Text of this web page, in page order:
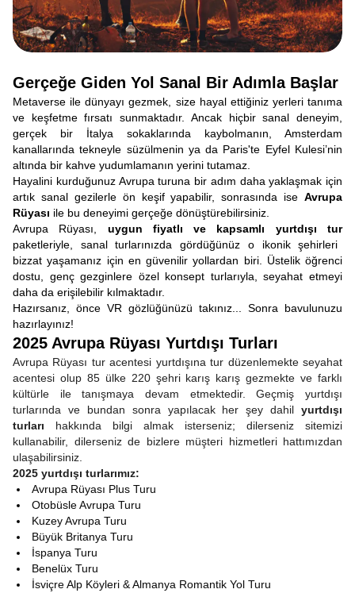
Gerçeğe Giden Yol Sanal Bir Adımla Başlar
Metaverse ile dünyayı gezmek, size hayal ettiğiniz yerleri tanıma
ve keşfetme fırsatı sunmaktadır. Ancak hiçbir sanal deneyim,
gerçek bir İtalya sokaklarında kaybolmanın, Amsterdam
kanallarında tekneyle süzülmenin ya da Paris'te Eyfel Kulesi’nin
altında bir kahve yudumlamanın yerini tutamaz.
Hayalini kurduğunuz Avrupa turuna bir adım daha yaklaşmak için
artık sanal gezilerle ön keşif yapabilir, sonrasında ise Avrupa
Rüyası ile bu deneyimi gerçeğe dönüştürebilirsiniz.
Avrupa Rüyası, uygun fiyatlı ve kapsamlı yurtdışı tur
paketleriyle, sanal turlarınızda gördüğünüz o ikonik şehirleri
bizzat yaşamanız için en güvenilir yollardan biri. Üstelik öğrenci
dostu, genç gezginlere özel konsept turlarıyla, seyahat etmeyi
daha da erişilebilir kılmaktadır.
Hazırsanız, önce VR gözlüğünüzü takınız... Sonra bavulunuzu
hazırlayınız!
2025 Avrupa Rüyası Yurtdışı Turları
Avrupa Rüyası tur acentesi yurtdışına tur düzenlemekte seyahat
acentesi olup 85 ülke 220 şehri karış karış gezmekte ve farklı
kültürle ile tanışmaya devam etmektedir. Geçmiş yurtdışı
turlarında ve bundan sonra yapılacak her şey dahil yurtdışı
turları hakkında bilgi almak isterseniz; dilerseniz sitemizi
kullanabilir, dilerseniz de bizlere müşteri hizmetleri hattımızdan
ulaşabilirsiniz.
2025 yurtdışı turlarımız:
Avrupa Rüyası Plus Turu
Otobüsle Avrupa Turu
Kuzey Avrupa Turu
Büyük Britanya Turu
İspanya Turu
Benelüx Turu
İsviçre Alp Köyleri & Almanya Romantik Yol Turu